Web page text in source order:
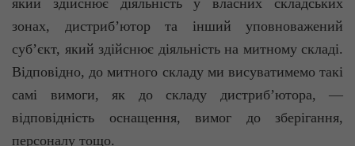
який здійснює діяльність у власних складських
зонах, дистриб’ютор та інший уповноважений
суб’єкт, який здійснює діяльність на митному складі.
Відповідно, до митного складу ми висуватимемо такі
самі вимоги, як до складу дистриб’ютора, —
відповідність оснащення, вимог до зберігання,
персоналу тощо.